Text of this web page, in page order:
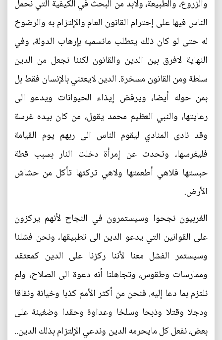
والزروع، والطبيعة، ولابد من البحث في الكيفية التي نحمل
الناس فيها على إحترام القانون العام والإلتزام به والرضوخ
له حتى لو كان ذلك يتطلب مانسميه بإرهاب الدولة، وفي
النهاية لافرق بين الدين والقانون لكننا نجعل من الدين
سلطة ومن القانون مسخرة. الدين لايعتني بالإنسان فقط بل
بمن حوله أيضا، ويرفض إيذاء الحيوانات ويدعو الى
رعايتها، والنبي العظيم محمد يقول، من كان بيده غرسة
وقد نادى المنادي ليقوم الناس الى ربهم يوم القيامة
فليغرسها، وتحدث عن إمرأة دخلت النار بسبب قطة
حبستها فلاهي أطعمتها ولاهي تركتها تأكل من حشاش
الأرض.
الغربيون نجحوا وسيستمرون في النجاح لأنهم يركزون
على القوانين التي يدعو الدين الى تطبيقها، ونحن فشلنا
وسيستمر الفشل معنا لأننا ركزنا على الدين كمعتقد
وممارسات وطقوس، وتجاهلنا أنه دعوة الى الصلاح، ولم
نلتزم بما دعا إليه. فنحن من أكثر الأمم كذبا وخيانة ونفاقا
ودجلا وقتلا وذبحا وسلخا وعداوة وحقدا وضغينة على
بعض، نفعل كل مايحرمه الدين وندعي الإلتزام بذلك الدين..